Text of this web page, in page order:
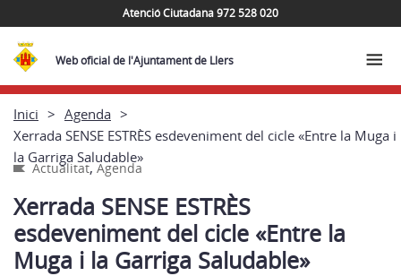
Atenció Ciutadana 972 528 020
Web oficial de l'Ajuntament de Llers
Inici
Agenda
Xerrada SENSE ESTRÈS esdeveniment del cicle «Entre la Muga i
la Garriga Saludable»
Actualitat,Agenda
Xerrada SENSE ESTRÈS
esdeveniment del cicle «Entre la
Muga i la Garriga Saludable»